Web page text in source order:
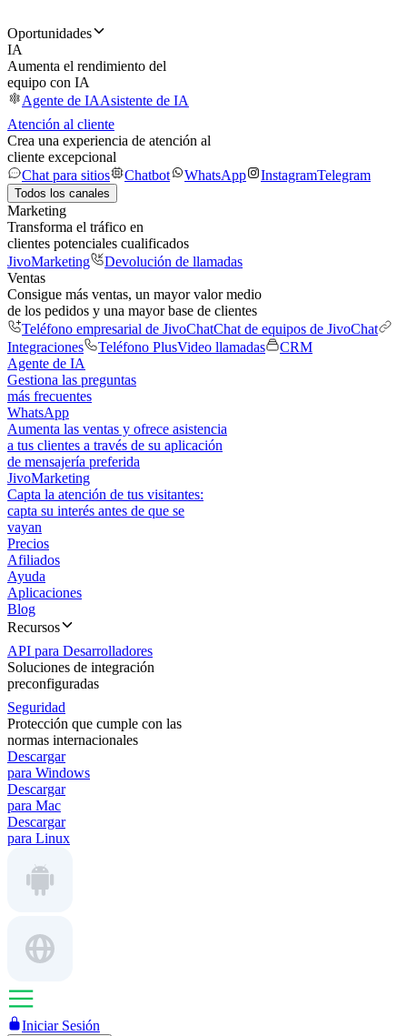
Oportunidades
IA
Aumenta el rendimiento del
equipo con IA
Agente de IAAsistente de IA
Atención al cliente
Crea una experiencia de atención al
cliente excepcional
Chat para sitios
Chatbot WhatsApp InstagramTelegram
Todos los canales
Marketing
Transforma el tráfico en
clientes potenciales cualificados
JivoMarketing
Devolución de llamadas
Ventas
Consigue más ventas, un mayor valor medio
de los pedidos y una mayor base de clientes
Teléfono empresarial de JivoChatChat de equipos de JivoChat
Integraciones
Teléfono PlusVideo llamadas
CRM
Agente de IA
Gestiona las preguntas
más frecuentes
WhatsApp
Aumenta las ventas y ofrece asistencia
a tus clientes a través de su aplicación
de mensajería preferida
JivoMarketing
Capta la atención de tus visitantes:
capta su interés antes de que se
vayan
Precios
Afiliados
Ayuda
Aplicaciones
Blog
Recursos
API para Desarrolladores
Soluciones de integración
preconfiguradas
Seguridad
Protección que cumple con las
normas internacionales
Descargar
para Windows
Descargar
para Mac
Descargar
para Linux
Iniciar Sesión